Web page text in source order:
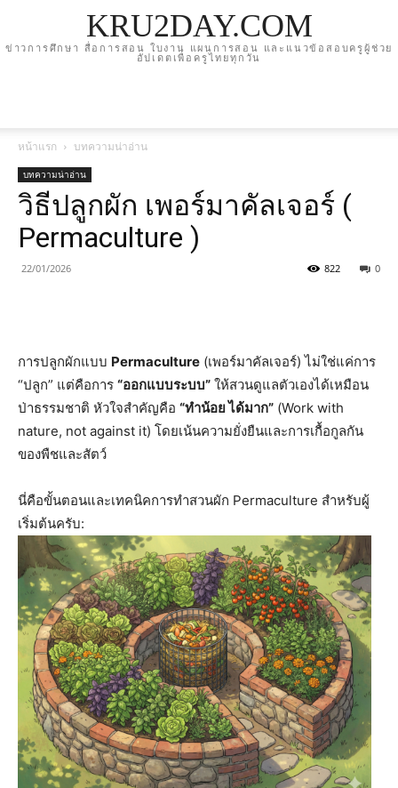
KRU2DAY.COM
ข่าวการศึกษา สื่อการสอน ใบงาน แผนการสอน และแนวข้อสอบครูผู้ช่วย
อัปเดตเพื่อครูไทยทุกวัน
หน้าแรก บทความน่าอ่าน
บทความน่าอ่าน
วิธีปลูกผัก เพอร์มาคัลเจอร์ (
Permaculture )
22/01/2026 0
822
การปลูกผักแบบ Permaculture (เพอร์มาคัลเจอร์) ไม่ใช่แค่การ
“ปลูก” แต่คือการ “ออกแบบระบบ” ให้สวนดูแลตัวเองได้เหมือน
ป่าธรรมชาติ หัวใจสำคัญคือ “ทำน้อย ได้มาก” (Work with
nature, not against it) โดยเน้นความยั่งยืนและการเกื้อกูลกัน
ของพืชและสัตว์
นี่คือขั้นตอนและเทคนิคการทำสวนผัก Permaculture สำหรับผู้
เริ่มต้นครับ: